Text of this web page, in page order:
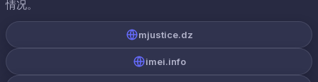
情况。
mjustice.dz
imei.info